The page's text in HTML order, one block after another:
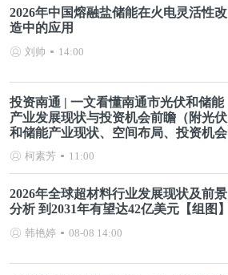
2026年中国熔融盐储能在火电灵活性改
造中的应用
刘帅 14:00
投资南通 | 一文看懂南通市光伏和储能
产业发展现状与投资机会前瞻（附光伏
和储能产业现状、空间布局、投资机会
分析等）
柯素芳 11:00
2026年全球超材料行业发展现状及前景
分析 到2031年有望达42亿美元【组图】
韩艳婷 08-08 14:00